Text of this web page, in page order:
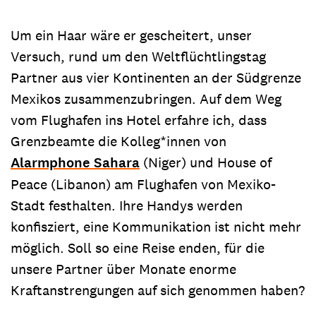
Um ein Haar wäre er gescheitert, unser
Versuch, rund um den Weltflüchtlingstag
Partner aus vier Kontinenten an der Südgrenze
Mexikos zusammenzubringen. Auf dem Weg
vom Flughafen ins Hotel erfahre ich, dass
Grenzbeamte die Kolleg*innen von
Alarmphone Sahara (Niger) und House of
Peace (Libanon) am Flughafen von Mexiko-
Stadt festhalten. Ihre Handys werden
konfisziert, eine Kommunikation ist nicht mehr
möglich. Soll so eine Reise enden, für die
unsere Partner über Monate enorme
Kraftanstrengungen auf sich genommen haben?